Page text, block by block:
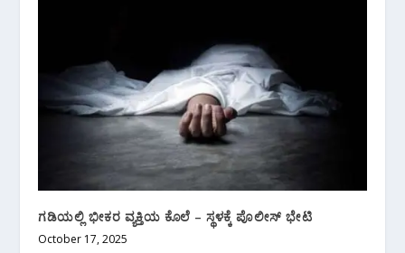
ಗಡಿಯಲ್ಲಿ ಭೀಕರ ವ್ಯಕ್ತಿಯ ಕೊಲೆ – ಸ್ಥಳಕ್ಕೆ ಪೊಲೀಸ್ ಭೇಟಿ
October 17, 2025